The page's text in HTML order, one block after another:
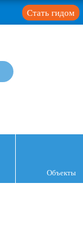
Стать гидом
Объекты